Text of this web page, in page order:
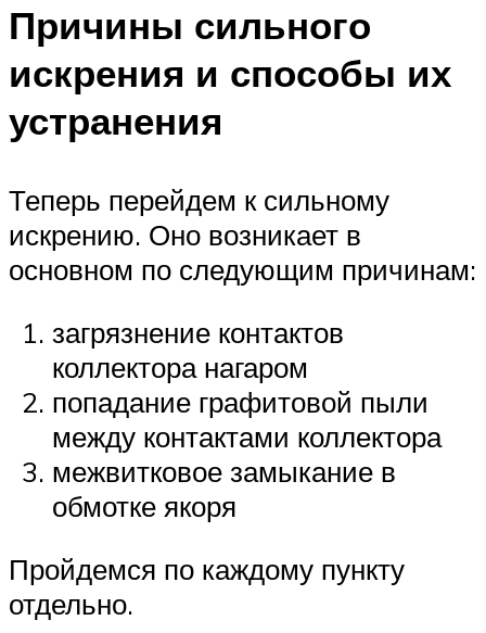
Причины сильного
искрения и способы их
устранения
Теперь перейдем к сильному
искрению. Оно возникает в
основном по следующим причинам:
загрязнение контактов
коллектора нагаром
попадание графитовой пыли
между контактами коллектора
межвитковое замыкание в
обмотке якоря
Пройдемся по каждому пункту
отдельно.